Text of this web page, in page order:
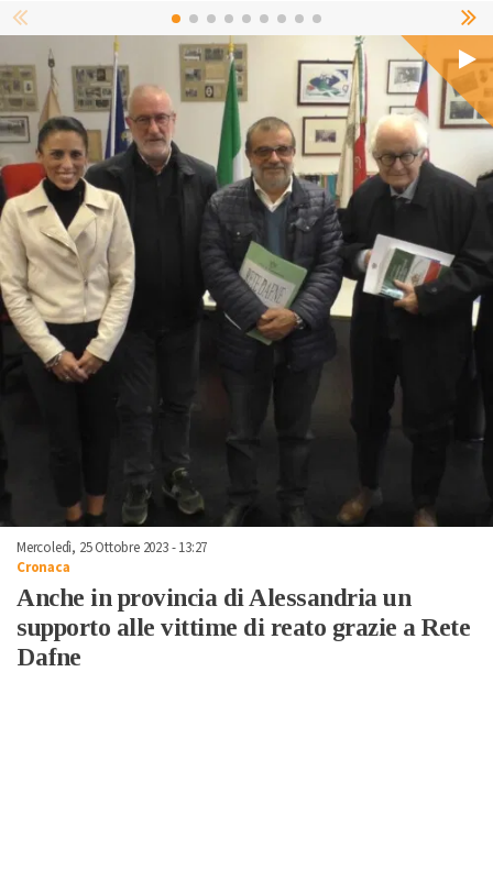
Mercoledì, 25 Ottobre 2023 - 13:27
Cronaca
Anche in provincia di Alessandria un
supporto alle vittime di reato grazie a Rete
Dafne